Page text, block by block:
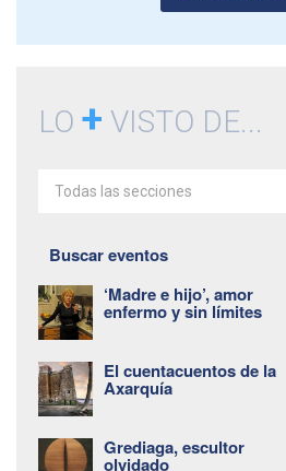
LO + VISTO DE...
Todas las secciones
Buscar eventos
‘Madre e hijo’, amor
enfermo y sin límites
El cuentacuentos de la
Axarquía
Grediaga, escultor
olvidado